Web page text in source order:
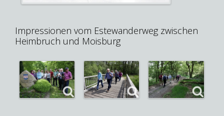
Impressionen vom Estewanderweg zwischen
Heimbruch und Moisburg